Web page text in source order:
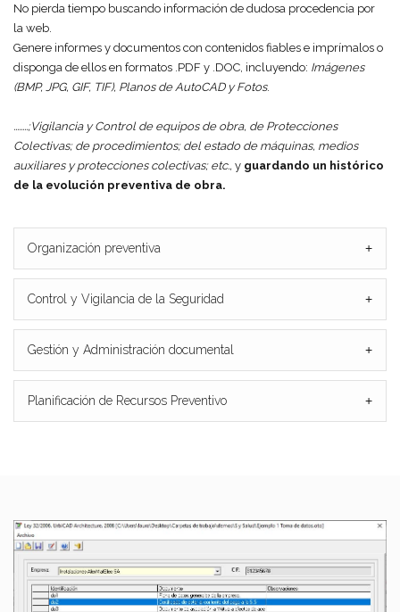
No pierda tiempo buscando información de dudosa procedencia por
la web.
Genere informes y documentos con contenidos fiables e imprímalos o
disponga de ellos en formatos .PDF y .DOC, incluyendo: Imágenes
(BMP, JPG, GIF, TIF), Planos de AutoCAD y Fotos.
........;Vigilancia y Control de equipos de obra, de Protecciones
Colectivas; de procedimientos; del estado de máquinas, medios
auxiliares y protecciones colectivas; etc., y guardando un histórico
de la evolución preventiva de obra.
Organización preventiva +
Control y Vigilancia de la Seguridad +
Gestión y Administración documental +
Planificación de Recursos Preventivo +